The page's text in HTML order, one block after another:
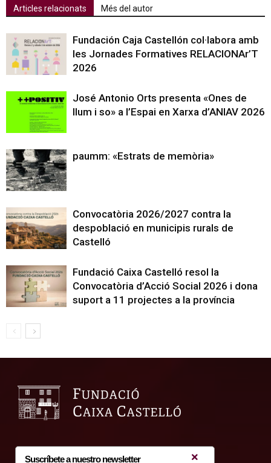
Articles relacionats Més del autor
Fundación Caja Castellón col·labora amb
les Jornades Formatives RELACIONAr’T
2026
José Antonio Orts presenta «Ones de
llum i so» a l’Espai en Xarxa d’ANIAV 2026
paumm: «Estrats de memòria»
Convocatòria 2026/2027 contra la
despoblació en municipis rurals de
Castelló
Fundació Caixa Castelló resol la
Convocatòria d’Acció Social 2026 i dona
suport a 11 projectes a la província
Suscríbete a nuestro newsletter